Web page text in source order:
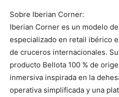
Sobre Iberian Corner:
Iberian Corner es un modelo
especializado en retail ibérico
de cruceros internacionales.
producto Bellota 100 % de
inmersiva inspirada en la
operativa simplificada y una